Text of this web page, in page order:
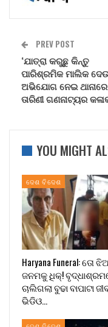
PREV POST
‘ଯାତ୍ରା କରୁଛୁ କିନ୍ତୁ
ପାରିଶ୍ରମିକ ମାଲିକ
ଅଭିଯୋଗ ନେଇ ଥାନାରେ
ତାରିଣୀ ଗଣନାଟ୍ୟର
YOU MIGHT
ଦେଶ ବିଦେଶ
Haryana Funeral: ତୋ ଝିଅ
ଜନମକୁ ଧିକ୍!
ଚାଲିଗଲା ବୁଢା ବାପାଟା
ଭିଡିଓ…